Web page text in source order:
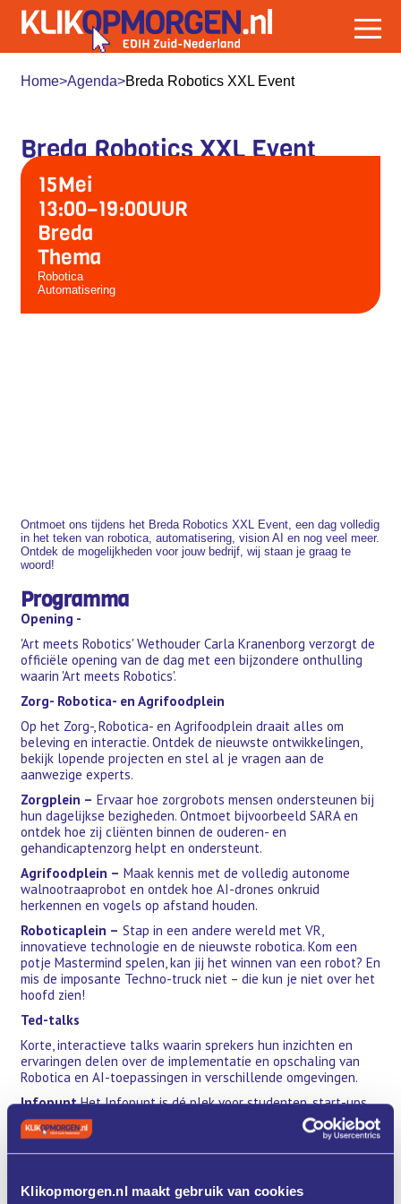
Klikopmorgen.nl maakt gebruik van cookies
Home>Agenda>Breda Robotics XXL Event
Breda Robotics XXL Event
15Mei
13:00–19:00UUR
Breda
Thema
Robotica
Automatisering
Ontmoet ons tijdens het Breda Robotics XXL Event, een dag volledig
in het teken van robotica, automatisering, vision AI en nog veel meer.
Ontdek de mogelijkheden voor jouw bedrijf, wij staan je graag te
woord!
Programma
Opening -
'Art meets Robotics' Wethouder Carla Kranenborg verzorgt de
officiële opening van de dag met een bijzondere onthulling
waarin 'Art meets Robotics'.
Zorg- Robotica- en Agrifoodplein
Op het Zorg-, Robotica- en Agrifoodplein draait alles om
beleving en interactie. Ontdek de nieuwste ontwikkelingen,
bekijk lopende projecten en stel al je vragen aan de
aanwezige experts.
Zorgplein – Ervaar hoe zorgrobots mensen ondersteunen bij
hun dagelijkse bezigheden. Ontmoet bijvoorbeeld SARA en
ontdek hoe zij cliënten binnen de ouderen- en
gehandicaptenzorg helpt en ondersteunt.
Agrifoodplein – Maak kennis met de volledig autonome
walnootraaprobot en ontdek hoe AI-drones onkruid
herkennen en vogels op afstand houden.
Roboticaplein – Stap in een andere wereld met VR,
innovatieve technologie en de nieuwste robotica. Kom een
potje Mastermind spelen, kan jij het winnen van een robot? En
mis de imposante Techno-truck niet – die kun je niet over het
hoofd zien!
Ted-talks
Korte, interactieve talks waarin sprekers hun inzichten en
ervaringen delen over de implementatie en opschaling van
Robotica en AI-toepassingen in verschillende omgevingen.
InfopuntHet Infopunt is dé plek voor studenten, start-ups
en MKB'ers om je te laten inspireren door de wereld van
Robotica en techniek! Ben je bijvoorbeeld benieuwd naar hoe
robots het werk makkelijker maken? Kom dan langs en ontdek
slimmer te werken.